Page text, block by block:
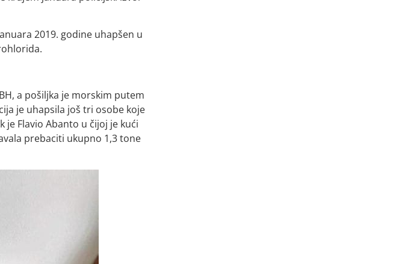
2019. godine uhapšen u
a pošiljka je morskim putem
je uhapsila još tri osobe koje
je Flavio Abanto u čijoj je kući
prebaciti ukupno 1,3 tone